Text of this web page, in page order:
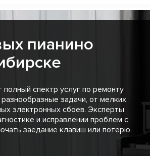
пианино
спектр услуг по ремонту
задачи, от мелких
электронных сбоев. Эксперты
и исправлении проблем с
заедание клавиш или потерю